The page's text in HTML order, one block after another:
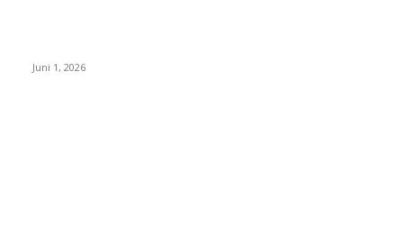
Juni 1, 2026